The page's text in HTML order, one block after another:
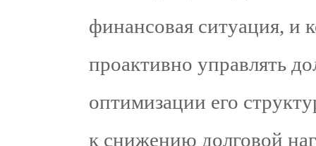
финансовая ситуация, и
проактивно управлять
оптимизации его
к снижению долговой